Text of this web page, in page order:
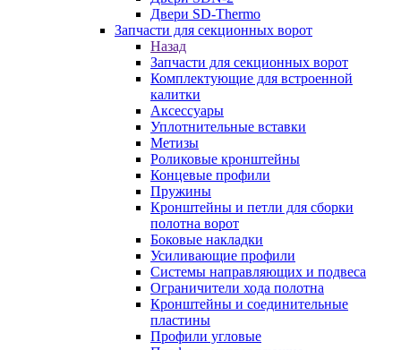
Двери SD-Thermo
Запчасти для секционных ворот
Назад
Запчасти для секционных ворот
Комплектующие для встроенной
калитки
Аксессуары
Уплотнительные вставки
Метизы
Роликовые кронштейны
Концевые профили
Пружины
Кронштейны и петли для сборки
полотна ворот
Боковые накладки
Усиливающие профили
Системы направляющих и подвеса
Ограничители хода полотна
Кронштейны и соединительные
пластины
Профили угловые